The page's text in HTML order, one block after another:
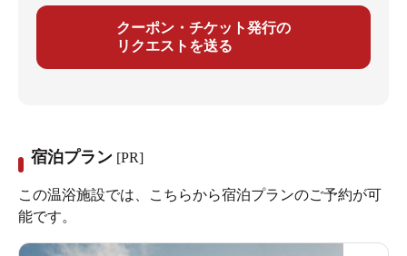
クーポン・チケット発行の
リクエストを送る
宿泊プラン [PR]
この温浴施設では、こちらから宿泊プランのご予約が可
能です。